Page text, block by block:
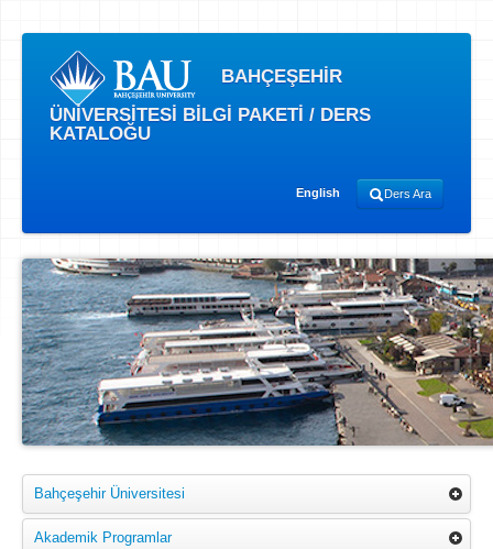
BAHÇEŞEHİR
ÜNİVERSİTESİ BİLGİ PAKETİ / DERS
KATALOĞU
English Ders Ara
Bahçeşehir Üniversitesi
Akademik Programlar